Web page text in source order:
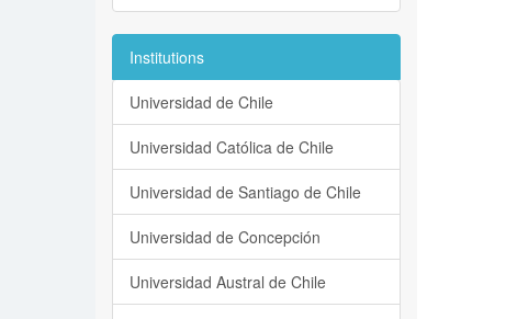
Institutions
Universidad de Chile
Universidad Católica de Chile
Universidad de Santiago de Chile
Universidad de Concepción
Universidad Austral de Chile